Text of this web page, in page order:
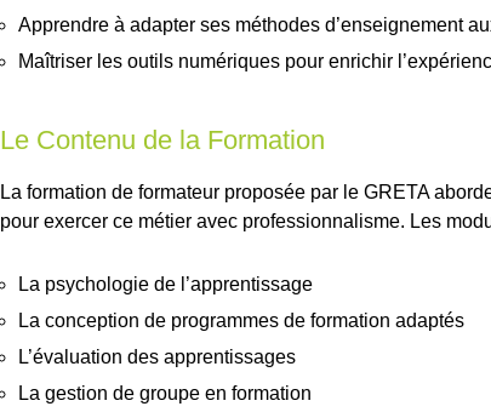
Apprendre à adapter ses méthodes d’enseignement
Maîtriser les outils numériques pour enrichir
Le Contenu de la Formation
La formation de formateur proposée par le GRETA
pour exercer ce métier avec professionnalisme. Les
La psychologie de l’apprentissage
La conception de programmes de formation adaptés
L’évaluation des apprentissages
La gestion de groupe en formation